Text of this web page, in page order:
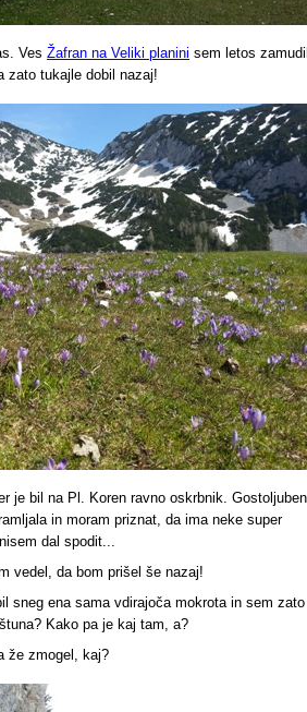
Ves Žafran na Veliki planini sem letos
zato tukajle dobil nazaj!
je bil na Pl. Koren ravno oskrbnik. Gostoljuben
in moram priznat, da ima neke super
dal spodit...
vedel, da bom prišel še nazaj!
sneg ena sama vdirajoča mokrota in sem zato
Kako pa je kaj tam, a?
že zmogel, kaj?